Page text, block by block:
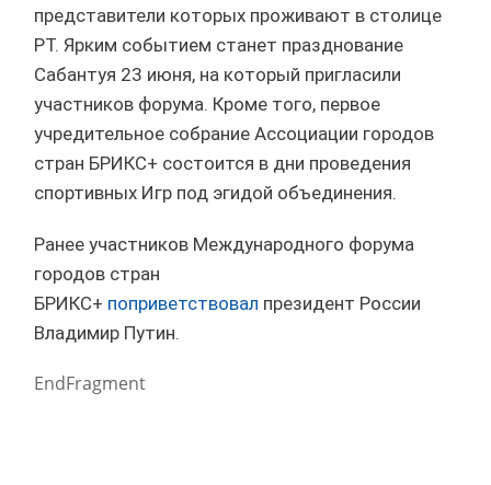
представители которых проживают в столице
РТ. Ярким событием станет празднование
Сабантуя 23 июня, на который пригласили
участников форума. Кроме того, первое
учредительное собрание Ассоциации городов
стран БРИКС+ состоится в дни проведения
спортивных Игр под эгидой объединения.
Ранее участников Международного форума
городов стран
БРИКС+ поприветствовал президент России
Владимир Путин.
EndFragment